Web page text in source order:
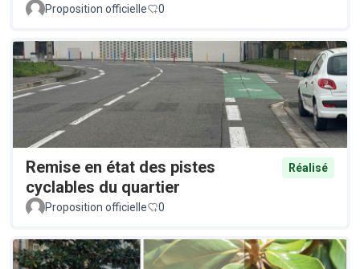
Proposition officielle 0
Remise en état des pistes
cyclables du quartier
Réalisé
Proposition officielle 0